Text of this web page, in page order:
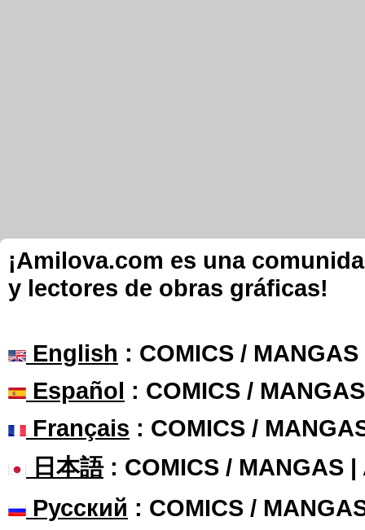
¡Amilova.com es una
y lectores de obras gráficas!
English : COMICS /
Español : COMICS /
Français : COMICS /
日本語: COMICS / MANGAS |
Русский : COMICS /